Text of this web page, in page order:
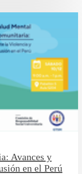
Avances y
en el Perú